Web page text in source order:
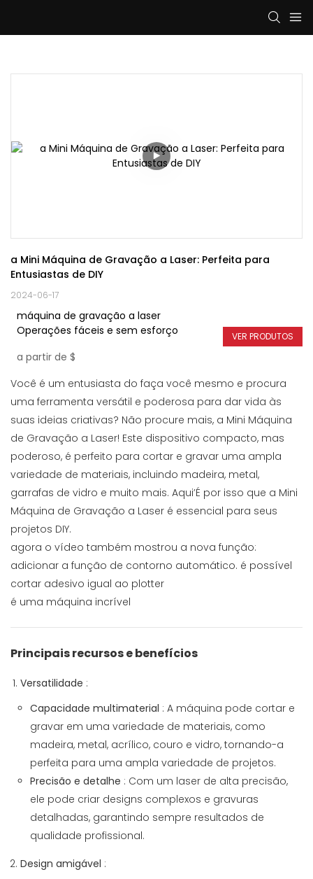
a Mini Máquina de Gravação a Laser: Perfeita para
Entusiastas de DIY
2024-06-17
máquina de gravação a laser
Operações fáceis e sem esforço
a partir de $
VER PRODUTOS
Você é um entusiasta do faça você mesmo e procura
uma ferramenta versátil e poderosa para dar vida às
suas ideias criativas? Não procure mais, a Mini Máquina
de Gravação a Laser! Este dispositivo compacto, mas
poderoso, é perfeito para cortar e gravar uma ampla
variedade de materiais, incluindo madeira, metal,
garrafas de vidro e muito mais. Aqui’É por isso que a Mini
Máquina de Gravação a Laser é essencial para seus
projetos DIY.
agora o vídeo também mostrou a nova função:
adicionar a função de contorno automático. é possível
cortar adesivo igual ao plotter
é uma máquina incrível
Principais recursos e benefícios
Versatilidade :
Capacidade multimaterial : A máquina pode cortar e
gravar em uma variedade de materiais, como
madeira, metal, acrílico, couro e vidro, tornando-a
perfeita para uma ampla variedade de projetos.
Precisão e detalhe : Com um laser de alta precisão,
ele pode criar designs complexos e gravuras
detalhadas, garantindo sempre resultados de
qualidade profissional.
Design amigável :